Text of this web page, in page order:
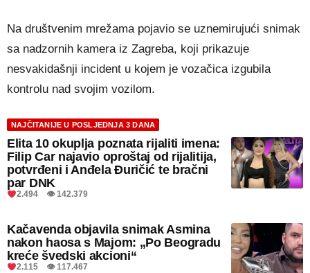
Na društvenim mrežama pojavio se uznemirujući snimak
sa nadzornih kamera iz Zagreba, koji prikazuje
nesvakidašnji incident u kojem je vozačica izgubila
kontrolu nad svojim vozilom.
NAJČITANIJE U POSLJEDNJA 3 DANA
Elita 10 okuplja poznata rijaliti imena:
Filip Car najavio oproštaj od rijalitija,
potvrđeni i Anđela Đuričić te bračni
par DNK
2.494 👁 142.379
Kačavenda objavila snimak Asmina
nakon haosa s Majom: „Po Beogradu
kreće švedski akcioni“
2.115 👁 117.467